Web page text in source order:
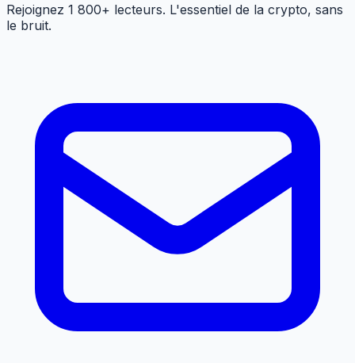
Rejoignez 1 800+ lecteurs. L'essentiel de la crypto, sans
le bruit.